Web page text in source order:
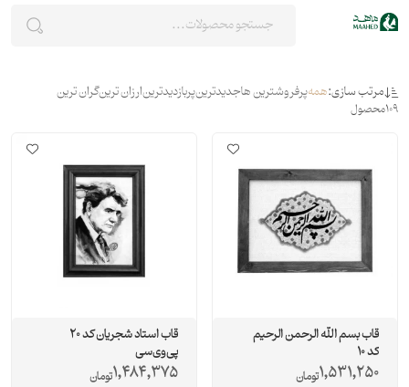
مرتب سازی:همهپرفروشترین هاجدیدترینپربازدیدترینارزان ترینگران ترین
109محصول
قاب بسم الله الرحمن الرحیم
کد 10
1,531,250تومان
قاب استاد شجریان کد 20
پی‌وی‌سی
1,484,375تومان